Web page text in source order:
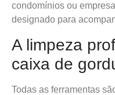
condomínios ou
designado para
A limpeza
caixa de
Todas as ferramentas